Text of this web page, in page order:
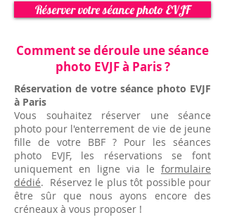
Réserver votre séance photo EVJF
Comment se déroule une séance
photo EVJF à Paris ?
Réservation de votre séance photo EVJF
à Paris
Vous souhaitez réserver une séance
photo pour l'enterrement de vie de jeune
fille de votre BBF ? Pour les séances
photo EVJF, les réservations se font
uniquement en ligne via le formulaire
dédié. Réservez le plus tôt possible pour
être sûr que nous ayons encore des
créneaux à vous proposer !